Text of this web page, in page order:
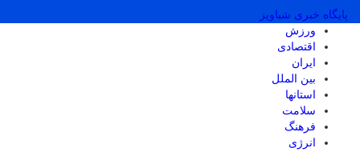
پایگاه خبری شباویز
ورزش
اقتصادی
ایران
بین الملل
استانها
سلامت
فرهنگ
انرژی